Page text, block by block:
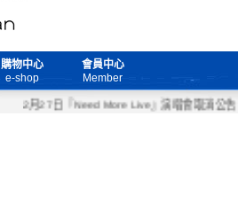
購物中心
e-shop
會員中心
Member
2月27日『Need More Live』演唱會取消公告